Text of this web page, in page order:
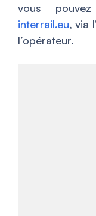
vous
interrail.eu, via
l’opérateur.